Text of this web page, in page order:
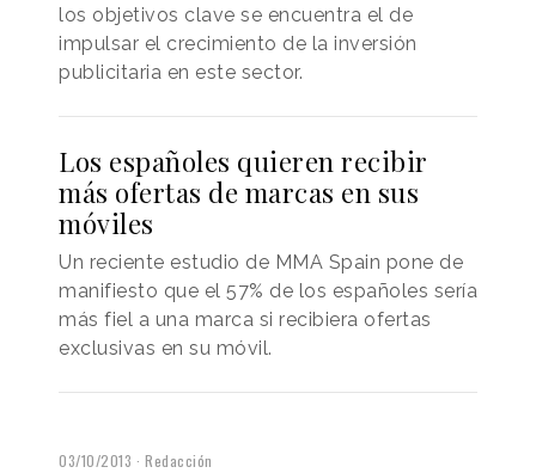
los objetivos clave se encuentra el de
impulsar el crecimiento de la inversión
publicitaria en este sector.
Los españoles quieren recibir
más ofertas de marcas en sus
móviles
Un reciente estudio de MMA Spain pone de
manifiesto que el 57% de los españoles sería
más fiel a una marca si recibiera ofertas
exclusivas en su móvil.
03/10/2013 Redacción